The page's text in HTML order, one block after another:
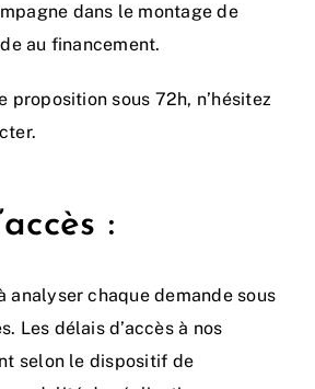
dans le montage de
au financement.
proposition sous 72h, n’hésitez
:
à analyser chaque demande sous
Les délais d’accès à nos
selon le dispositif de